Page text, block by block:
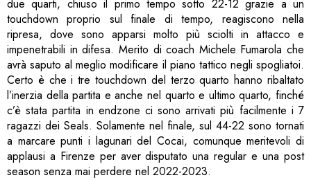
due quarti, chiuso il primo tempo sotto 22-12 grazie a un
touchdown proprio sul finale di tempo, reagiscono nella
ripresa, dove sono apparsi molto più sciolti in attacco e
impenetrabili in difesa. Merito di coach Michele Fumarola che
avrà saputo al meglio modificare il piano tattico negli spogliatoi.
Certo è che i tre touchdown del terzo quarto hanno ribaltato
l’inerzia della partita e anche nel quarto e ultimo quarto, finché
c’è stata partita in endzone ci sono arrivati più facilmente i 7
ragazzi dei Seals. Solamente nel finale, sul 44-22 sono tornati
a marcare punti i lagunari del Cocai, comunque meritevoli di
applausi a Firenze per aver disputato una regular e una post
season senza mai perdere nel 2022-2023.